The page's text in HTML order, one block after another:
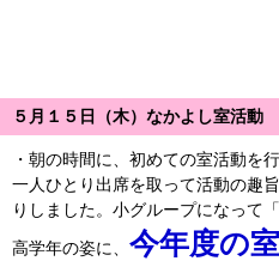
５月１５日（木）なかよし室活動
・朝の時間に、初めての室活動を
一人ひとり出席を取って活動の趣
りしました。小グループになって
高学年の姿に、 今年度の